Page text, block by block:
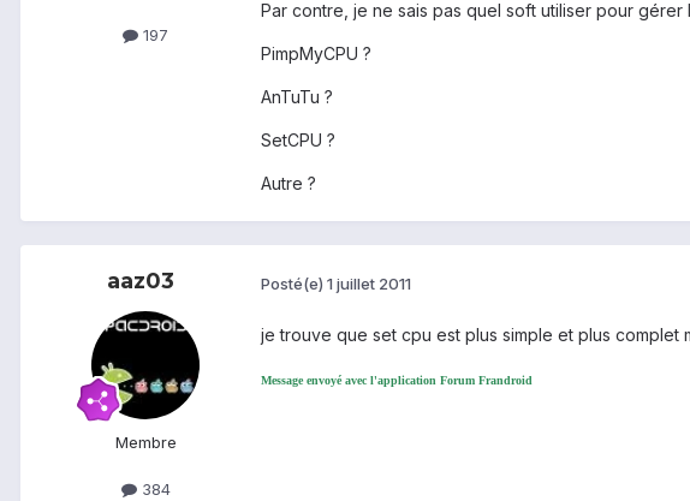
197
Par contre, je ne sais pas quel soft utiliser pour gérer
PimpMyCPU ?
AnTuTu ?
SetCPU ?
Autre ?
aaz03
Membre
384
Posté(e) 1 juillet 2011
je trouve que set cpu est plus simple et plus complet
Message envoyé avec l'application Forum Frandroid